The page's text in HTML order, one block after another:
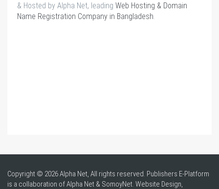
& Hosted by Alpha Net, leading Web Hosting & Domain
Name Registration Company in Bangladesh
Copyright © 2026 Alpha Net, All rights reserved. Publishers E-Platform
is a collaboration of Alpha Net & SomoyNet. Website Design,